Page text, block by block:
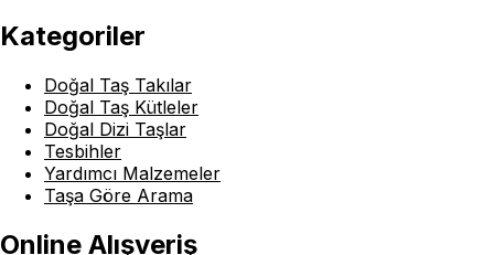
Kategoriler
Doğal Taş Takılar
Doğal Taş Kütleler
Doğal Dizi Taşlar
Tesbihler
Yardımcı Malzemeler
Taşa Göre Arama
Online Alışveriş